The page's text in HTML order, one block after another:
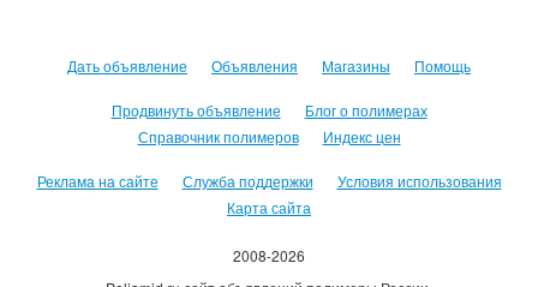
Дать объявление Объявления Магазины Помощь
Продвинуть объявление
Блог о полимерах
Справочник полимеров
Индекс цен
Реклама на сайте Служба поддержки
Условия использования
Карта сайта
2008-2026